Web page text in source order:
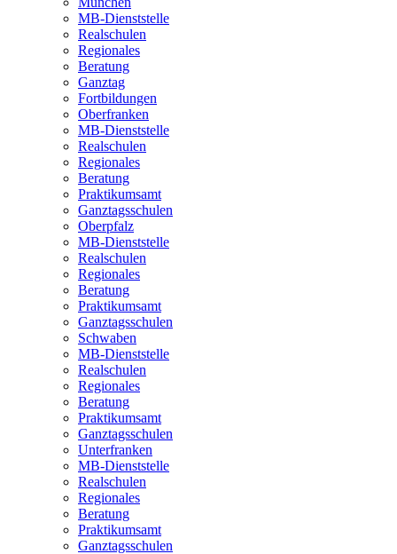
MB-Dienststelle
Realschulen
Regionales
Beratung
Ganztag
Fortbildungen
Oberfranken
MB-Dienststelle
Realschulen
Regionales
Beratung
Praktikumsamt
Ganztagsschulen
Oberpfalz
MB-Dienststelle
Realschulen
Regionales
Beratung
Praktikumsamt
Ganztagsschulen
Schwaben
MB-Dienststelle
Realschulen
Regionales
Beratung
Praktikumsamt
Ganztagsschulen
Unterfranken
MB-Dienststelle
Realschulen
Regionales
Beratung
Praktikumsamt
Ganztagsschulen